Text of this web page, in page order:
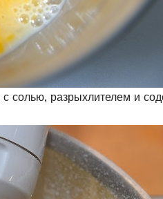
солью, разрыхлителем и